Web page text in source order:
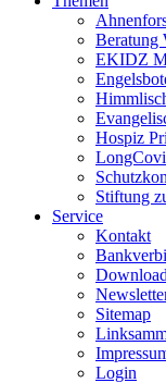
Beratung
EKIDZ
Hospiz
Stiftung
Service
Kontakt
Sitemap
Login